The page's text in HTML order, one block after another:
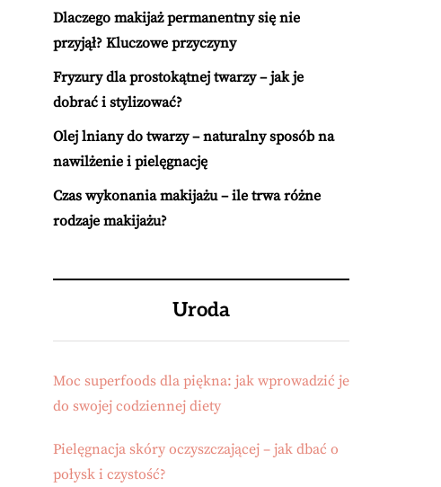
Dlaczego makijaż permanentny się nie
przyjął? Kluczowe przyczyny
Fryzury dla prostokątnej twarzy – jak je
dobrać i stylizować?
Olej lniany do twarzy – naturalny sposób na
nawilżenie i pielęgnację
Czas wykonania makijażu – ile trwa różne
rodzaje makijażu?
Uroda
Moc superfoods dla piękna: jak wprowadzić je
do swojej codziennej diety
Pielęgnacja skóry oczyszczającej – jak dbać o
połysk i czystość?